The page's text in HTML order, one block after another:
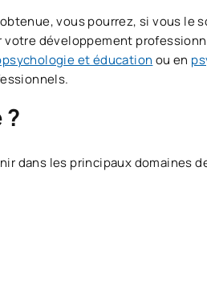
vous pourrez, si vous le
développement
et éducation ou en
dans les principaux domaines